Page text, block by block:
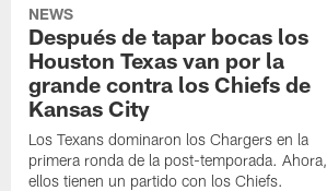
NEWS
Después de tapar bocas los
Houston Texas van por la
grande contra los Chiefs de
Kansas City
Los Texans dominaron los Chargers en la
primera ronda de la post-temporada. Ahora,
ellos tienen un partido con los Chiefs.